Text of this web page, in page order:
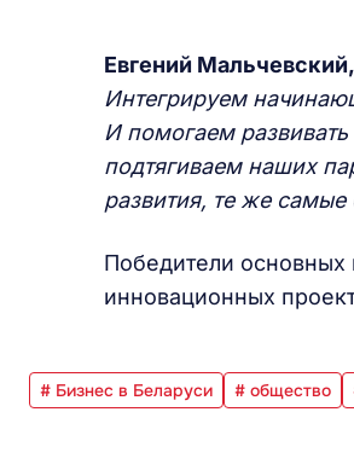
Евгений М
Интегрируем
И помогаем
подтягиваем наших
развития, те же самые
Победители
инновационных
# Бизнес в Беларуси # общество